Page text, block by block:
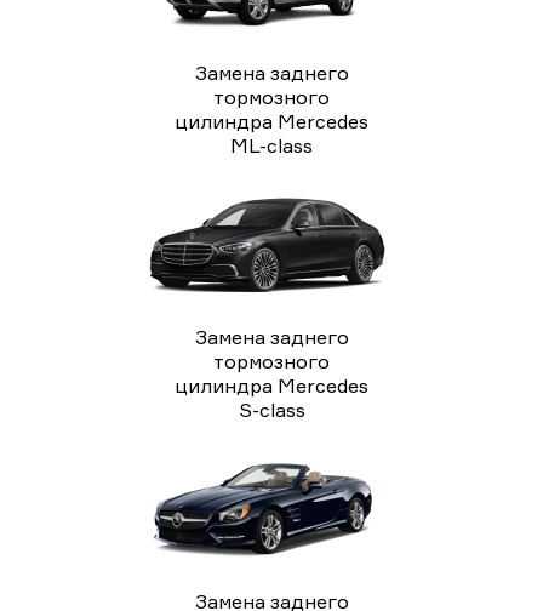
Замена заднего
тормозного
цилиндра Mercedes
ML-class
Замена заднего
тормозного
цилиндра Mercedes
S-class
Замена заднего